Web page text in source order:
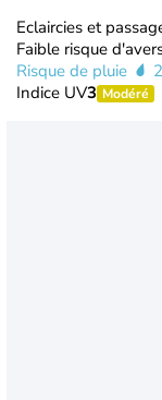
Eclaircies et
Faible risque
Risque de pluie
Indice UV3 Modéré